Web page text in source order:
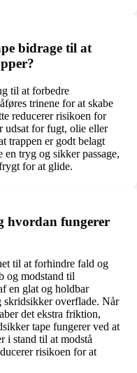
bidrage til at
til at forbedre
trinene for at skabe
reducerer risikoen for
udsat for fugt, olie eller
trappen er godt belagt
en tryg og sikker passage,
for at glide.
hvordan fungerer
til at forhindre fald og
og modstand til
en glat og holdbar
skridsikker overflade. Når
det ekstra friktion,
tape fungerer ved at
i stand til at modstå
risikoen for at